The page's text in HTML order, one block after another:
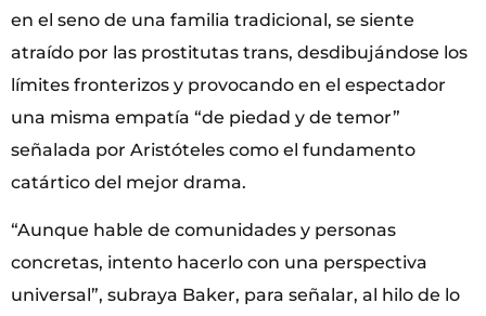
en el seno de una familia tradicional, se siente
atraído por las prostitutas trans, desdibujándose los
límites fronterizos y provocando en el espectador
una misma empatía “de piedad y de temor”
señalada por Aristóteles como el fundamento
catártico del mejor drama.
“Aunque hable de comunidades y personas
concretas, intento hacerlo con una perspectiva
universal”, subraya Baker, para señalar, al hilo de lo